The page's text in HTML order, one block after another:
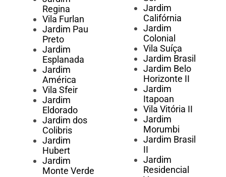
Regina
Vila Furlan
Jardim Pau
Preto
Jardim
Esplanada
Jardim
América
Vila Sfeir
Jardim
Eldorado
Jardim dos
Colibris
Jardim
Hubert
Jardim
Monte Verde
Jardim
Califórnia
Jardim
Colonial
Vila Suíça
Jardim Brasil
Jardim Belo
Horizonte II
Jardim
Itapoan
Vila Vitória II
Jardim
Morumbi
Jardim Brasil
II
Jardim
Residencial